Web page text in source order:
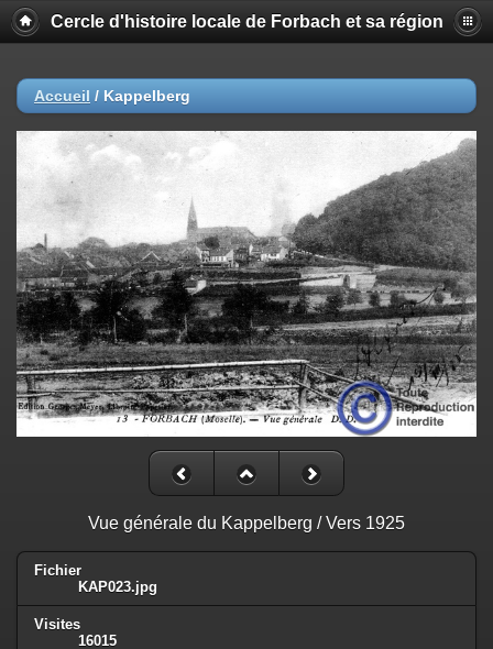
Cercle d'histoire locale de Forbach et sa région
Accueil / Kappelberg
Vue générale du Kappelberg / Vers 1925
Fichier
KAP023.jpg
Visites
16015